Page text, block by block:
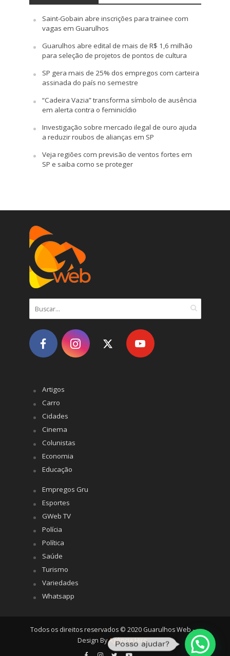
Saint-Gobain abre inscrições para trainee com
vagas em Guarulhos
Guarulhos abre edital de mais de R$ 1,6 milhão
para seleção de projetos de pontos de cultura
SP gera mais de 25% dos empregos com carteira
assinada do país no semestre
“Cadeira Vazia” transforma símbolo de ausência
em alerta contra o feminicídio
Investigação sobre mercado ilegal de ouro ajuda
a reduzir roubos de alianças em SP
Veja regiões com previsão de ventos fortes em
SP e saiba como se proteger
Artigos
Carro
Cidades
Cinema
Colunistas
Economia
Educação
Empregos Gru
Esportes
GWeb TV
Polícia
Política
Saúde
Turismo
Variedades
Whatsapp
Todos os direitos reservados © 2020 Guarulhos Web -
Design ByAgência Hiro
Posso ajudar?